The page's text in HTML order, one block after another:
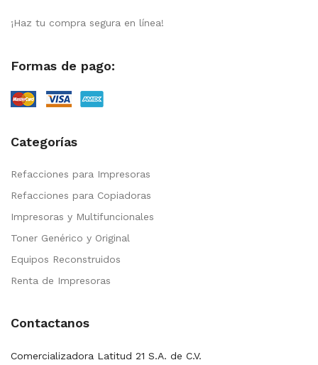
¡Haz tu compra segura en línea!
Formas de pago:
Categorías
Refacciones para Impresoras
Refacciones para Copiadoras
Impresoras y Multifuncionales
Toner Genérico y Original
Equipos Reconstruidos
Renta de Impresoras
Contactanos
Comercializadora Latitud 21 S.A. de C.V.